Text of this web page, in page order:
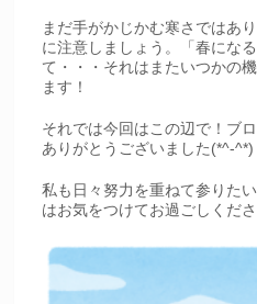
まだ手がかじかむ寒さではあ
に注意しましょう。「春にな
て・・・それはまたいつかの
ます！
それでは今回はこの辺で！ブ
ありがとうございました(*^-^*)
私も日々努力を重ねて参りた
はお気をつけてお過ごしくだ